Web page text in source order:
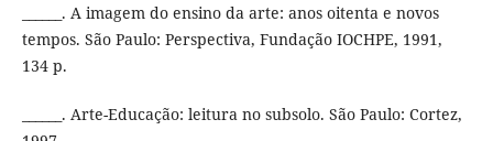
______. A imagem do ensino da arte: anos oitenta e novos
tempos. São Paulo: Perspectiva, Fundação IOCHPE, 1991,
134 p.
______. Arte-Educação: leitura no subsolo. São Paulo: Cortez,